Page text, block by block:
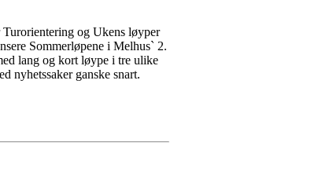
og Ukens løyper
Sommerløpene i Melhus` 2.
lang og kort løype i tre ulike
nyhetssaker ganske snart.